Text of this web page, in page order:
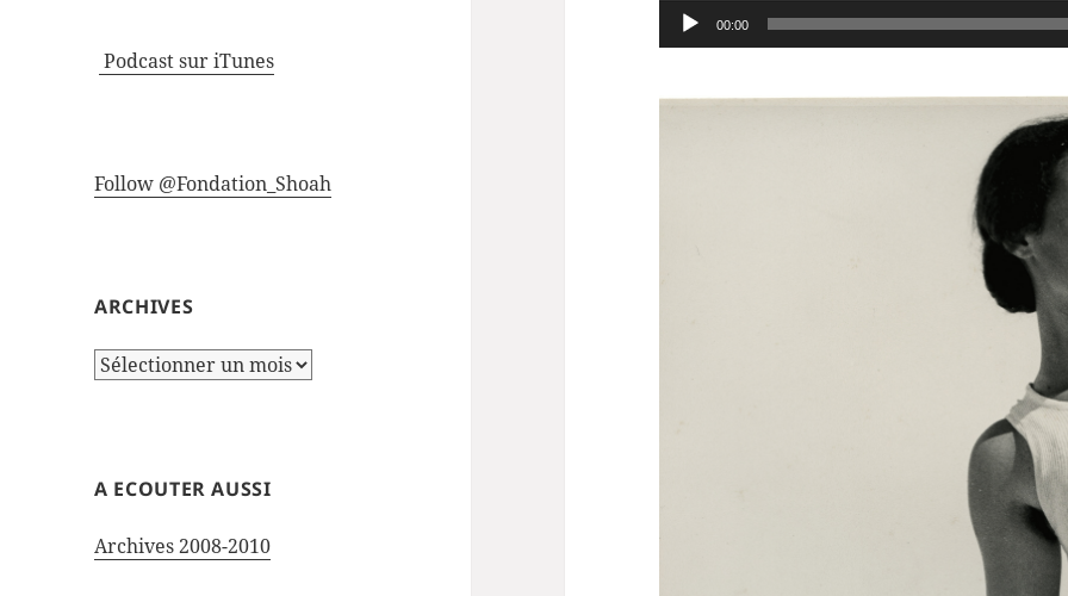
Podcast sur iTunes
Follow @Fondation_Shoah
ARCHIVES
Archives
A ECOUTER AUSSI
Archives 2008-2010
Lecteur
audio
00:00